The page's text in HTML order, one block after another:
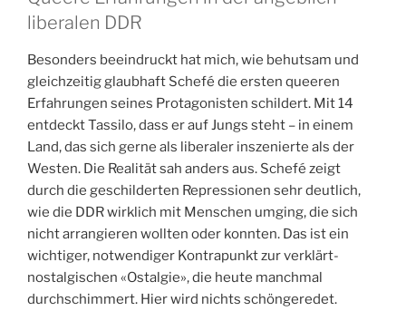
liberalen DDR
Besonders beeindruckt hat mich, wie behutsam und
gleichzeitig glaubhaft Schefé die ersten queeren
Erfahrungen seines Protagonisten schildert. Mit 14
entdeckt Tassilo, dass er auf Jungs steht – in einem
Land, das sich gerne als liberaler inszenierte als der
Westen. Die Realität sah anders aus. Schefé zeigt
durch die geschilderten Repressionen sehr deutlich,
wie die DDR wirklich mit Menschen umging, die sich
nicht arrangieren wollten oder konnten. Das ist ein
wichtiger, notwendiger Kontrapunkt zur verklärt-
nostalgischen «Ostalgie», die heute manchmal
durchschimmert. Hier wird nichts schöngeredet.